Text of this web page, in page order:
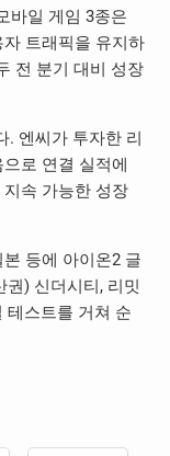
바일 게임 3종은
트래픽을 유지하
전 분기 대비 성장
. 엔씨가 투자한 리
로 연결 실적에
속 가능한 성장
등에 아이온2 글
) 신더시티, 리밋
테스트를 거쳐 순